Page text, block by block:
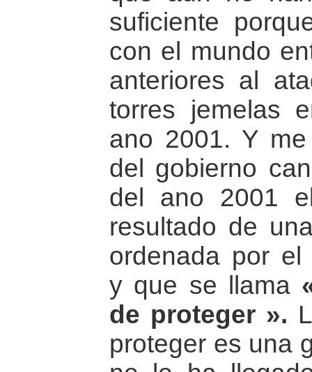
suficiente
con el mundo
anteriores al
torres jemelas
ano 2001. Y
del gobierno
del ano 2001
resultado de
ordenada por el
y que se llama
de proteger ».
proteger es una